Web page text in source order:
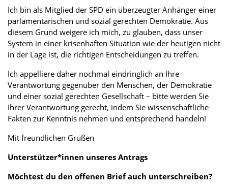
Ich bin als Mitglied der SPD ein überzeugter Anhänger einer
parlamentarischen und sozial gerechten Demokratie. Aus
diesem Grund weigere ich mich, zu glauben, dass unser
System in einer krisenhaften Situation wie der heutigen nicht
in der Lage ist, die richtigen Entscheidungen zu treffen.
Ich appelliere daher nochmal eindringlich an Ihre
Verantwortung gegenüber den Menschen, der Demokratie
und einer sozial gerechten Gesellschaft – bitte werden Sie
Ihrer Verantwortung gerecht, indem Sie wissenschaftliche
Fakten zur Kenntnis nehmen und entsprechend handeln!
Mit freundlichen Grüßen
Unterstützer*innen unseres Antrags
Möchtest du den offenen Brief auch unterschreiben?